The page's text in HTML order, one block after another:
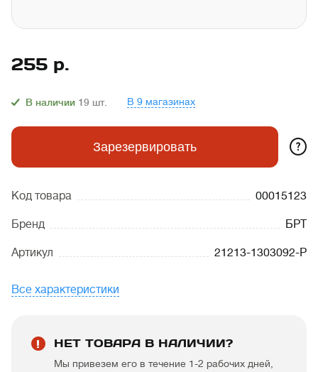
255 р.
В наличии 19 шт. В 9 магазинах
Зарезервировать ?
Код товара 00015123
Бренд БРТ
Артикул 21213-1303092-Р
Все характеристики
НЕТ ТОВАРА В НАЛИЧИИ?
Мы привезем его в течение 1-2 рабочих дней,